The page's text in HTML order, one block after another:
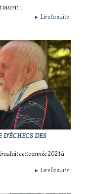
inscrit :.
► Lire la suite
D'ÉCHECS DES
cette année 2021 à
► Lire la suite